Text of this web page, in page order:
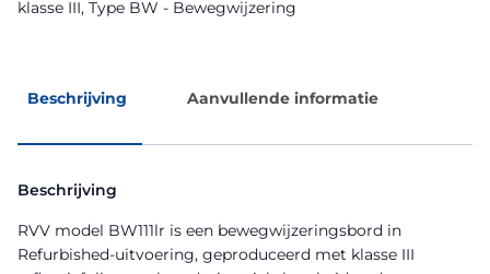
klasse III, Type BW - Bewegwijzering
Beschrijving Aanvullende informatie
Beschrijving
RVV model BW111lr is een bewegwijzeringsbord in
Refurbished-uitvoering, geproduceerd met klasse III